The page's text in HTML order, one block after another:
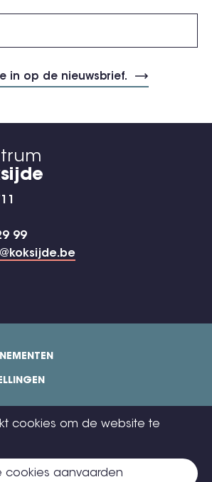
99
cookies om de website te
cookies aanvaarden